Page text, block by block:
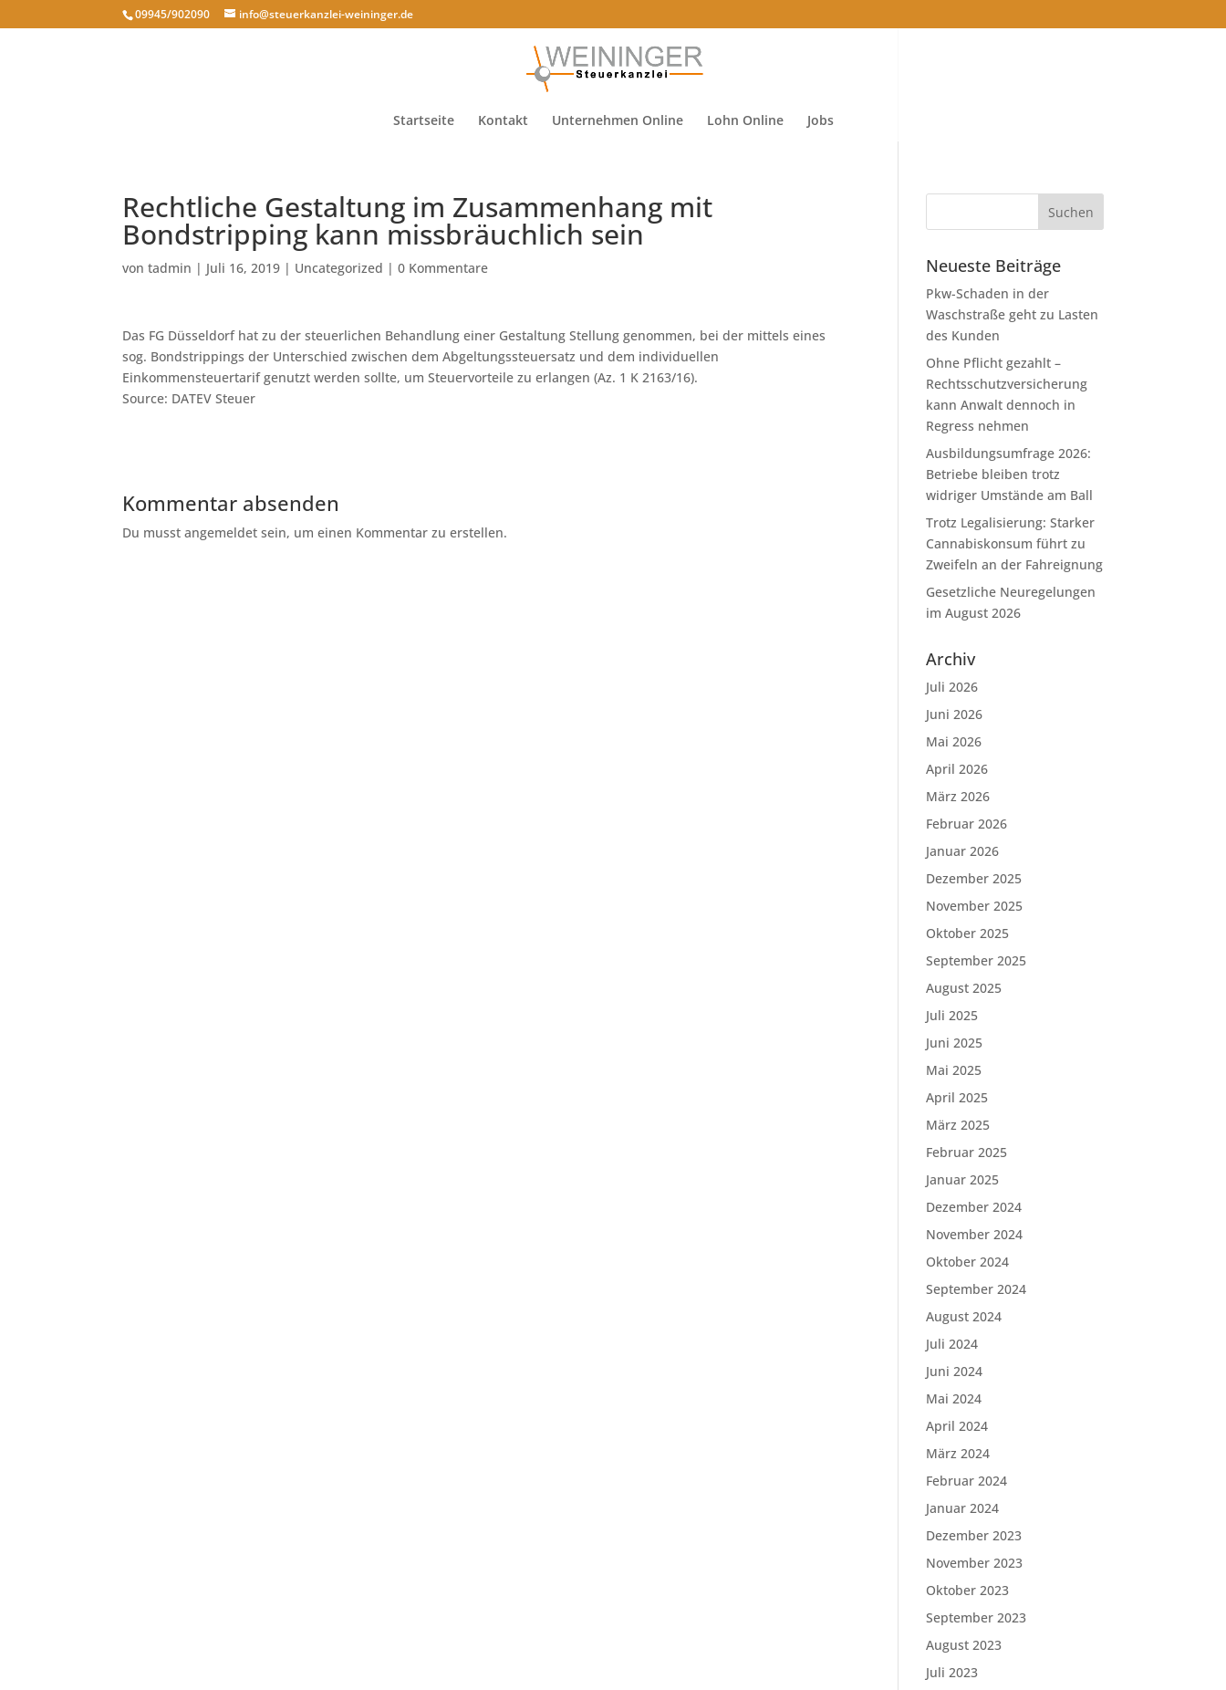
09945/902090 info@steuerkanzlei-weininger.de
Startseite Kontakt Unternehmen Online Lohn Online Jobs
Rechtliche Gestaltung im Zusammenhang mit
Bondstripping kann missbräuchlich sein
vontadmin | Juli 16, 2019 | Uncategorized |0 Kommentare
Das FG Düsseldorf hat zu der steuerlichen Behandlung einer Gestaltung Stellung genommen, bei der mittels eines
sog. Bondstrippings der Unterschied zwischen dem Abgeltungssteuersatz und dem individuellen
Einkommensteuertarif genutzt werden sollte, um Steuervorteile zu erlangen (Az. 1 K 2163/16).
Source: DATEV Steuer
Kommentar absenden
Du musst angemeldet sein, um einen Kommentar zu erstellen.
Neueste Beiträge
Pkw-Schaden in der
Waschstraße geht zu Lasten
des Kunden
Ohne Pflicht gezahlt –
Rechtsschutzversicherung
kann Anwalt dennoch in
Regress nehmen
Ausbildungsumfrage 2026:
Betriebe bleiben trotz
widriger Umstände am Ball
Trotz Legalisierung: Starker
Cannabiskonsum führt zu
Zweifeln an der Fahreignung
Gesetzliche Neuregelungen
im August 2026
Archiv
Juli 2026
Juni 2026
Mai 2026
April 2026
März 2026
Februar 2026
Januar 2026
Dezember 2025
November 2025
Oktober 2025
September 2025
August 2025
Juli 2025
Juni 2025
Mai 2025
April 2025
März 2025
Februar 2025
Januar 2025
Dezember 2024
November 2024
Oktober 2024
September 2024
August 2024
Juli 2024
Juni 2024
Mai 2024
April 2024
März 2024
Februar 2024
Januar 2024
Dezember 2023
November 2023
Oktober 2023
September 2023
August 2023
Juli 2023